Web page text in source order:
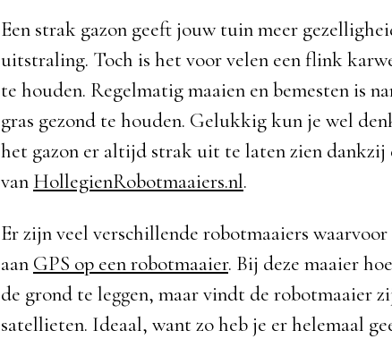
Een strak gazon geeft jouw tuin meer
uitstraling. Toch is het voor velen een flink
te houden. Regelmatig maaien en bemesten is
gras gezond te houden. Gelukkig kun je wel
het gazon er altijd strak uit te laten zien dankzij
van HollegienRobotmaaiers.nl.
Er zijn veel verschillende robotmaaiers
aan GPS op een robotmaaier. Bij deze maaier
de grond te leggen, maar vindt de robotmaaier
satellieten. Ideaal, want zo heb je er helemaal